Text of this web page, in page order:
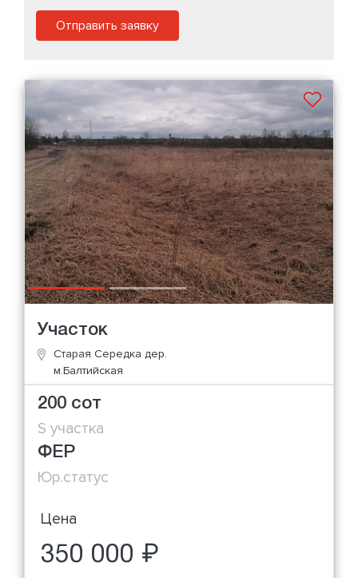
Отправить заявку
Участок
Старая Середка дер.
м.Балтийская
200 сот
S участка
ФЕР
Юр.статус
Цена
350 000 ₽